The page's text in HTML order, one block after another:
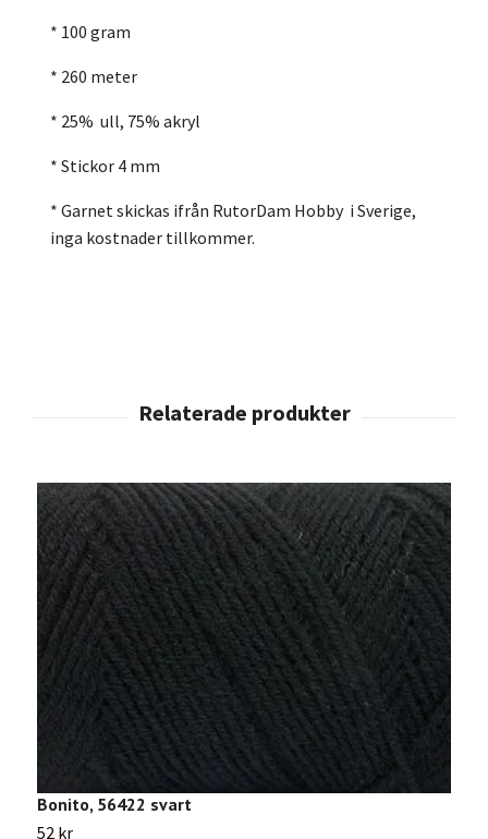
* 100 gram
* 260 meter
* 25% ull, 75% akryl
* Stickor 4 mm
* Garnet skickas ifrån RutorDam Hobby i Sverige,
inga kostnader tillkommer.
Bonito, 56422 svart
52 kr